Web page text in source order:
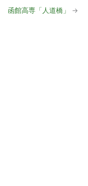
函館高専「人道橋」 →